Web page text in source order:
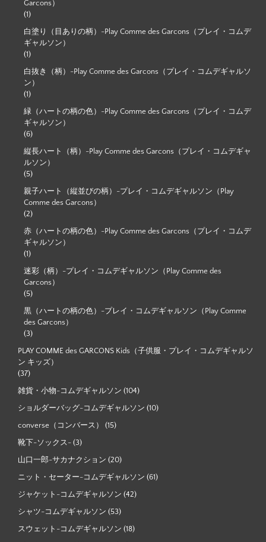
Garcons）
(1)
白塗り（目ありの柄）-Play Comme des Garcons（プレイ・コムデ
ギャルソン）
(1)
白抜き（柄）-Play Comme des Garcons（プレイ・コムデギャルソ
ン）
(1)
緑（ハートの柄の色）-Play Comme des Garcons（プレイ・コムデ
ギャルソン）
(6)
縦長ハート（柄）-Play Comme des Garcons（プレイ・コムデギャ
ルソン）
(5)
親子ハート（縦並びの柄）-プレイ・コムデギャルソン（Play
Comme des Garcons）
(2)
赤（ハートの柄の色）-Play Comme des Garcons（プレイ・コムデ
ギャルソン）
(1)
迷彩（柄）-プレイ・コムデギャルソン（Play Comme des
Garcons）
(5)
黒（ハートの柄の色）-プレイ・コムデギャルソン（Play Comme
des Garcons）
(3)
PLAY COMME des GARCONS Kids（子供服・プレイ・コムデギャルソ
ン キッズ）
(37)
雑貨・小物-コムデギャルソン (104)
ショルダーバッグ-コムデギャルソン (10)
converse（コンバース） (15)
靴下-ソックス- (3)
山口一郎-サカナクション (20)
ニット・セーター-コムデギャルソン (61)
ジャケット-コムデギャルソン (42)
シャツ-コムデギャルソン (53)
スウェット-コムデギャルソン (18)